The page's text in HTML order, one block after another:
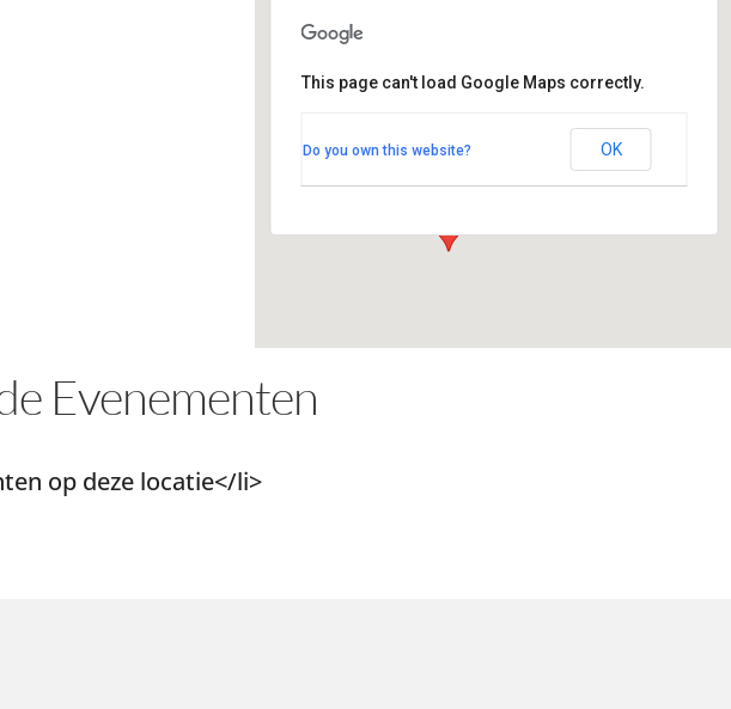
Pastorie Sint Josephkerk
van Tuyllstraat 2 - Hooglanderveen
This page can't load Google Maps correctly.
Do you own this website? OK
Evenementen
op deze locatie</li>